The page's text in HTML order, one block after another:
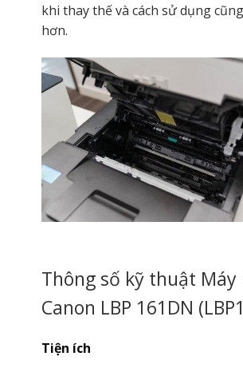
khi thay thế và cách sử dụng
hơn.
Thông số kỹ thuật Máy
Canon LBP 161DN
Tiện ích